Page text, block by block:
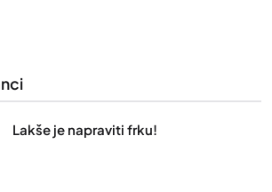
Lakše je napraviti frku!